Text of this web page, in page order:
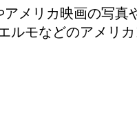
アメリカ映画の写
ルモなどのアメリ